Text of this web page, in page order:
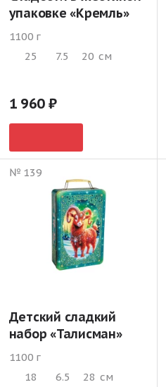
упаковке «Кремль»
1100 г
25
7.5 20 см
1 960
№ 139
Детский сладкий
набор «Талисман»
1100 г
18
6.5 28 см